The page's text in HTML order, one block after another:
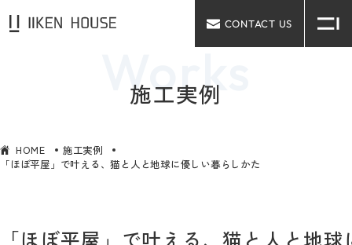
CONTACT US
施工実例
HOME
施工実例
「ほぼ平屋」で叶える、猫と人と地球に優しい暮らしかた
「ほぼ平屋」で叶える、猫と人と地